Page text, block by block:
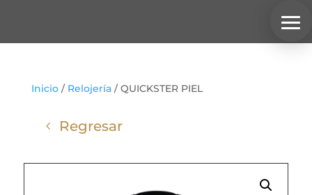
Inicio/ Relojería/ QUICKSTER PIEL
Regresar